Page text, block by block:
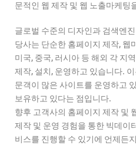
문적인 웹 제작 및 웹 노출마케팅
글로벌 수준의 디자인과 검색엔
당사는 단순한 홈페이지 제작, 웹
미국, 중국, 러시아 등 해외 각 지
제작, 설치, 운영하고 있습니다.
문객이 많은 사이트를 운영하고
보유하고 있다는 점입니다.
향후 고객사의 홈페이지 제작 및
제작 및 운영 경험을 통한 빅데이
비스를 진행할 수 있기에 언제든